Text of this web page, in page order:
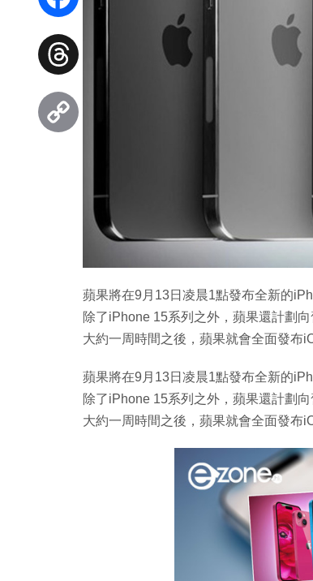
蘋果將在9月13日凌晨1點發布全新的
除了iPhone 15系列之外，蘋果還計劃
大約一周時間之後，蘋果就會全面發布
蘋果將在9月13日凌晨1點發布全新的
除了iPhone 15系列之外，蘋果還計劃
大約一周時間之後，蘋果就會全面發布
Facebook
Threads